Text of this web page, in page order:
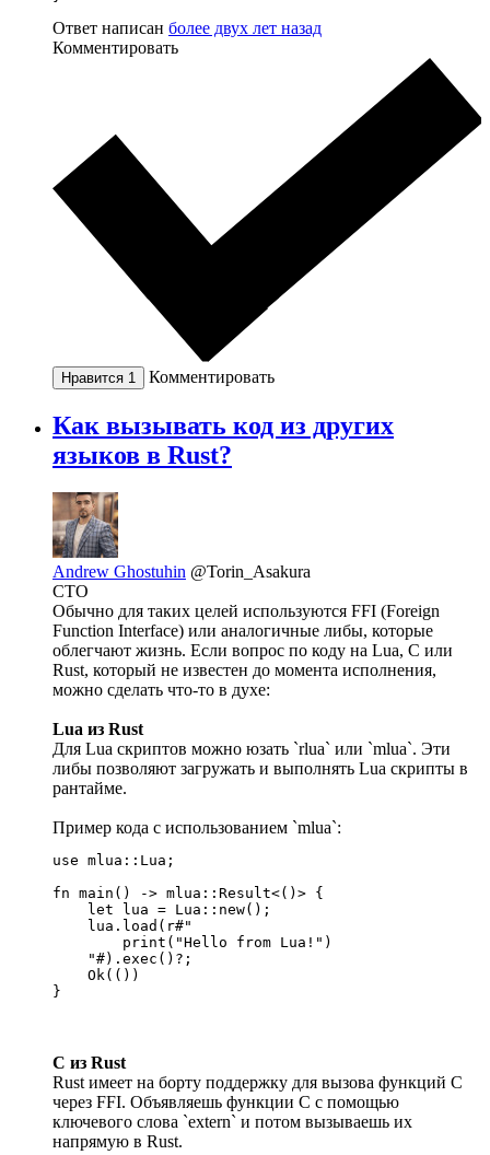
Ответ написан более двух лет назад
Комментировать
Нравится 1 Комментировать
Как вызывать код из других
языков в Rust?
Andrew Ghostuhin @Torin_Asakura
CTO
Обычно для таких целей используются FFI (Foreign
Function Interface) или аналогичные либы, которые
облегчают жизнь. Если вопрос по коду на Lua, C или
Rust, который не известен до момента исполнения,
можно сделать что-то в духе:
Lua из Rust
Для Lua скриптов можно юзать `rlua` или `mlua`. Эти
либы позволяют загружать и выполнять Lua скрипты в
рантайме.
Пример кода с использованием `mlua`:
use mlua::Lua;
fn main() -> mlua::Result<()> {
    let lua = Lua::new();
    lua.load(r#"
        print("Hello from Lua!")
    "#).exec()?;
    Ok(())
}
C из Rust
Rust имеет на борту поддержку для вызова функций C
через FFI. Объявляешь функции C с помощью
ключевого слова `extern` и потом вызываешь их
напрямую в Rust.